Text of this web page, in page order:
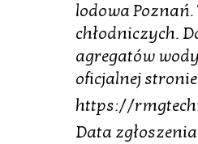
lodowa
chłodniczych.
agregatów
oficjalnej
https://
Data